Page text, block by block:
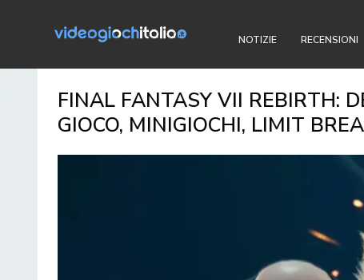
NOTIZIE RECENSIONI
FINAL FANTASY VII REBIRTH:
GIOCO, MINIGIOCHI, LIMIT